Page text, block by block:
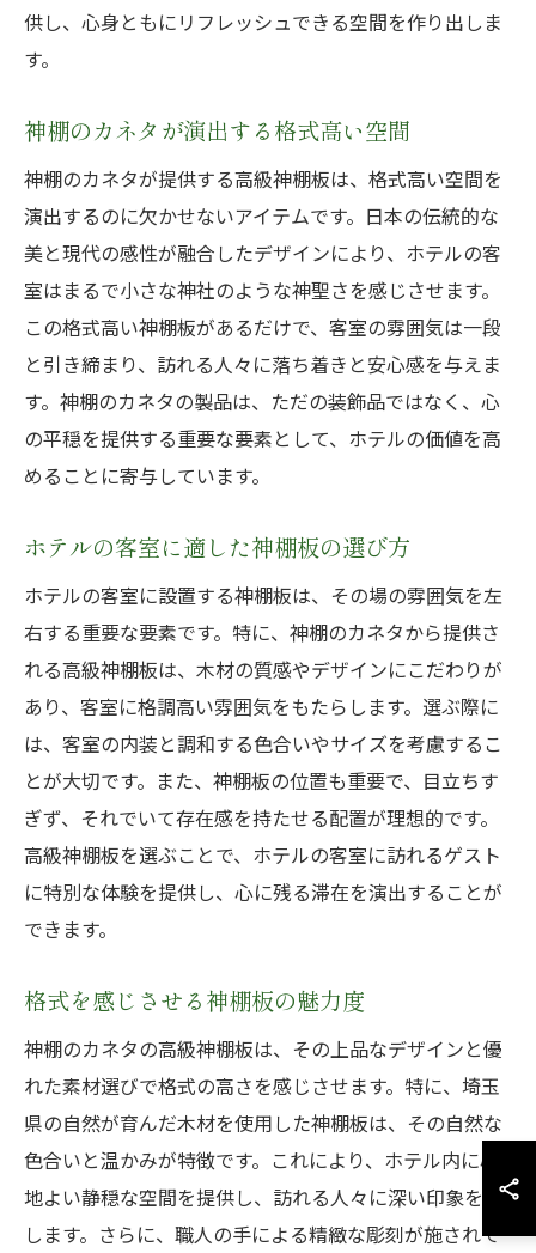
供し、心身ともにリフレッシュできる空間を作り出しま
す。
神棚のカネタが演出する格式高い空間
神棚のカネタが提供する高級神棚板は、格式高い空間を
演出するのに欠かせないアイテムです。日本の伝統的な
美と現代の感性が融合したデザインにより、ホテルの客
室はまるで小さな神社のような神聖さを感じさせます。
この格式高い神棚板があるだけで、客室の雰囲気は一段
と引き締まり、訪れる人々に落ち着きと安心感を与えま
す。神棚のカネタの製品は、ただの装飾品ではなく、心
の平穏を提供する重要な要素として、ホテルの価値を高
めることに寄与しています。
ホテルの客室に適した神棚板の選び方
ホテルの客室に設置する神棚板は、その場の雰囲気を左
右する重要な要素です。特に、神棚のカネタから提供さ
れる高級神棚板は、木材の質感やデザインにこだわりが
あり、客室に格調高い雰囲気をもたらします。選ぶ際に
は、客室の内装と調和する色合いやサイズを考慮するこ
とが大切です。また、神棚板の位置も重要で、目立ちす
ぎず、それでいて存在感を持たせる配置が理想的です。
高級神棚板を選ぶことで、ホテルの客室に訪れるゲスト
に特別な体験を提供し、心に残る滞在を演出することが
できます。
格式を感じさせる神棚板の魅力度
神棚のカネタの高級神棚板は、その上品なデザインと優
れた素材選びで格式の高さを感じさせます。特に、埼玉
県の自然が育んだ木材を使用した神棚板は、その自然な
色合いと温かみが特徴です。これにより、ホテル内に心
地よい静穏な空間を提供し、訪れる人々に深い印象を残
します。さらに、職人の手による精緻な彫刻が施されて